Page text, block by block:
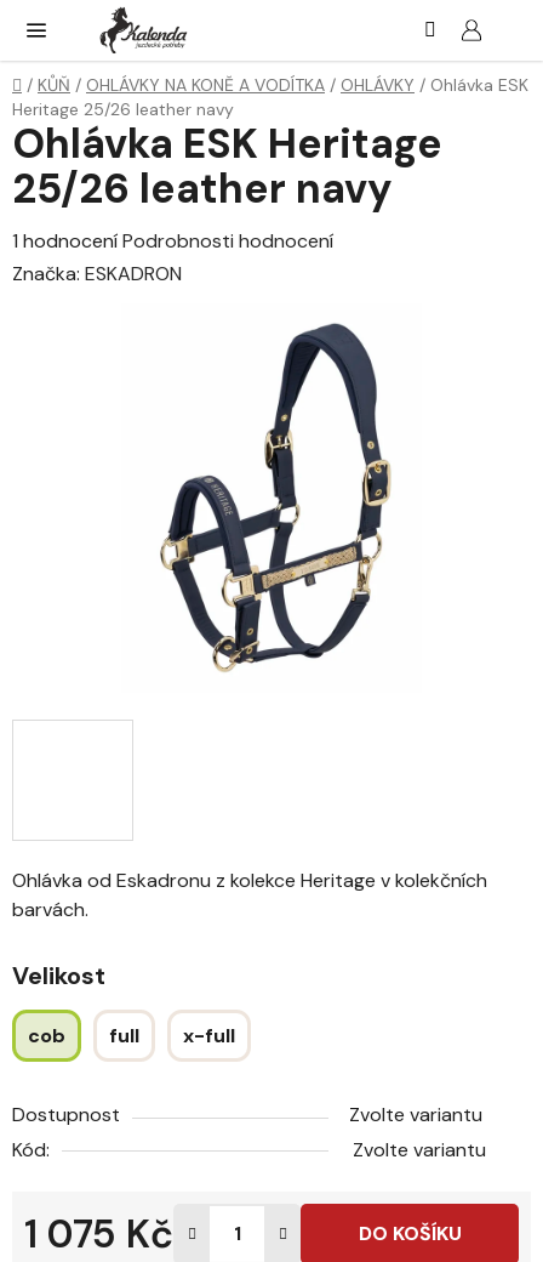
obsah
Domů
/ KŮŇ / OHLÁVKY NA KONĚ A VODÍTKA / OHLÁVKY / Ohlávka ESK
Heritage 25/26 leather navy
Ohlávka od Eskadronu z kolekce Heritage v kolekčních
barvách.
Velikost
cob full x-full
Dostupnost
Zvolte variantu
Kód:
Zvolte variantu
1 075 Kč DO KOŠÍKU
Ohlávka ESK Heritage
25/26 leather navy
Průměrné
hodnocení
1 hodnoceníPodrobnosti hodnocení
Značka: ESKADRON